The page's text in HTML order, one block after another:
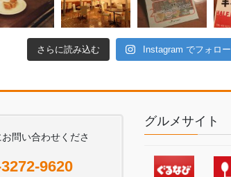
さらに読み込む Instagram でフォロー
問い合わせくださ
9620
グルメサイト